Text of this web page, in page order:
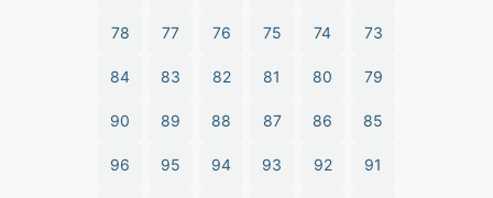
73
74
75
76
77
78
79
80
81
82
83
84
85
86
87
88
89
90
91
92
93
94
95
96